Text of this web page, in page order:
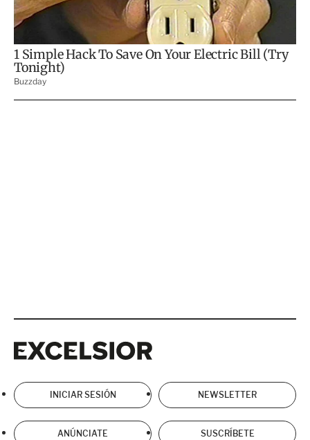
INICIAR SESIÓN NEWSLETTER
ANÚNCIATE SUSCRÍBETE